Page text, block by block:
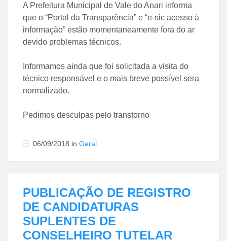
A Prefeitura Municipal de Vale do Anari informa
que o “Portal da Transparência” e “e-sic acesso à
informação” estão momentaneamente fora do ar
devido problemas técnicos.
Informamos ainda que foi solicitada a visita do
técnico responsável e o mais breve possível sera
normalizado.
Pedimos desculpas pelo transtorno
06/09/2018 in Geral
PUBLICAÇÃO DE REGISTRO
DE CANDIDATURAS
SUPLENTES DE
CONSELHEIRO TUTELAR